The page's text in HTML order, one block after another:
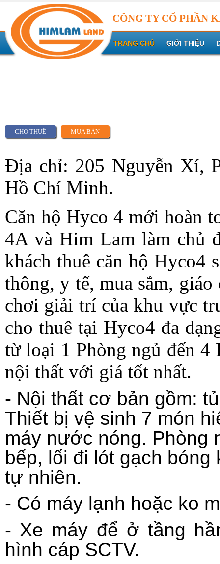
CÔNG TY CỔ PHẦN
TRANG CHỦ GIỚI THIỆU
CHO THUÊ MUA BÁN
Địa chỉ: 205 Nguyễn Xí,
Hồ Chí Minh.
Căn hộ Hyco 4 mới hoàn
4A và Him Lam làm chủ
khách thuê căn hộ Hyco4
thông, y tế, mua sắm,
chơi giải trí của khu vực
cho thuê tại Hyco4 đa
từ loại 1 Phòng ngủ đến 4
nội thất với giá tốt nhất.
- Nội thất cơ bản gồm:
Thiết bị vệ sinh 7 món
máy nước nóng. Phòng
bếp, lối đi lót gạch
tự nhiên.
- Có máy lạnh hoặc ko
- Xe máy để ở tầng
hình cáp SCTV.